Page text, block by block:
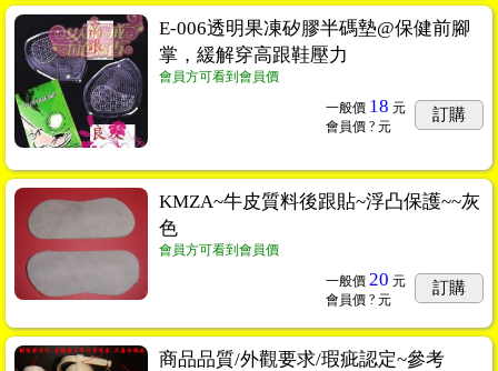
E-006透明果凍矽膠半碼墊@保健前腳
掌，緩解穿高跟鞋壓力
會員方可看到會員價
一般價 18 元
會員價 ? 元
訂購
KMZA~牛皮質料後跟貼~浮凸保護~~灰
色
會員方可看到會員價
一般價 20 元
會員價 ? 元
訂購
商品品質/外觀要求/瑕疵認定~參考